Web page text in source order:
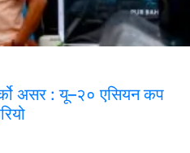
हिमपहिरोमा परी निधन
असर : यू–२० एसियन कप